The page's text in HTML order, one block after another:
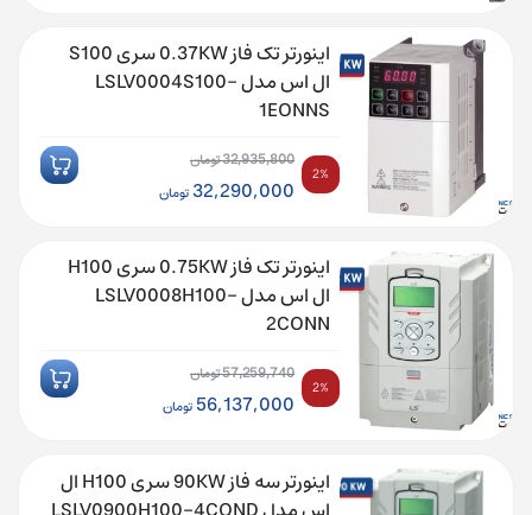
35,655,120 تومان
بود.
فعلی:
34,956,000 تومان.
اینورتر تک فاز 0.37KW سری S100
ال اس مدل LSLV0004S100-
1EONNS
32,935,800تومان
قیمت
32,935,800 تومان
بود.
32,290,000تومان
فعلی:
32,290,000 تومان.
2%
اینورتر تک فاز 0.75KW سری H100
ال اس مدل LSLV0008H100-
2CONN
57,259,740تومان
قیمت
57,259,740 تومان
بود.
56,137,000 تومان
فعلی:
56,137,000 تومان.
2%
اینورتر سه فاز 90KW سری H100 ال